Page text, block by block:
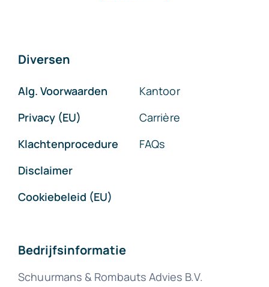
Diversen
Alg. Voorwaarden
Privacy (EU)
Klachtenprocedure
Disclaimer
Cookiebeleid (EU)
Kantoor
Carrière
FAQs
Bedrijfsinformatie
Schuurmans & Rombauts Advies B.V.